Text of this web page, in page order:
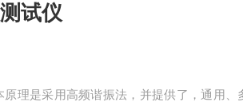
试仪
理是采用高频谐振法，并提供了，通用、